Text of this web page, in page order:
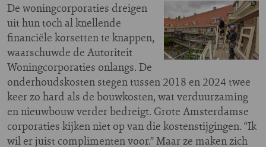
De woningcorporaties dreigen
uit hun toch al knellende
financiële korsetten te knappen,
waarschuwde de Autoriteit
Woningcorporaties onlangs. De
onderhoudskosten stegen tussen 2018 en 2024 twee
keer zo hard als de bouwkosten, wat verduurzaming
en nieuwbouw verder bedreigt. Grote Amsterdamse
corporaties kijken niet op van die kostenstijgingen. “Ik
wil er juist complimenten voor.” Maar ze maken zich